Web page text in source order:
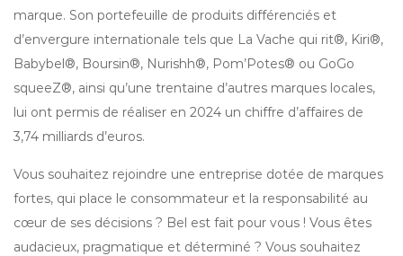
marque. Son portefeuille de produits différenciés et
d’envergure internationale tels que La Vache qui rit®, Kiri®,
Babybel®, Boursin®, Nurishh®, Pom’Potes® ou GoGo
squeeZ®, ainsi qu’une trentaine d’autres marques locales,
lui ont permis de réaliser en 2024 un chiffre d’affaires de
3,74 milliards d’euros.
Vous souhaitez rejoindre une entreprise dotée de marques
fortes, qui place le consommateur et la responsabilité au
cœur de ses décisions ? Bel est fait pour vous ! Vous êtes
audacieux, pragmatique et déterminé ? Vous souhaitez